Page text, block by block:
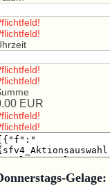
EUR